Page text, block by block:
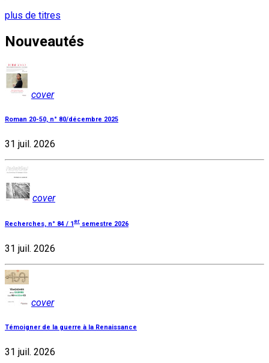
plus de titres
Nouveautés
cover
Roman 20-50, n° 80/décembre 2025
31 juil. 2026
cover
Recherches, n° 84 / 1 er semestre 2026
31 juil. 2026
cover
Témoigner de la guerre à la Renaissance
31 juil. 2026